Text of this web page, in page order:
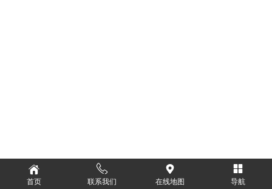
首页 联系我们 在线地图 导航